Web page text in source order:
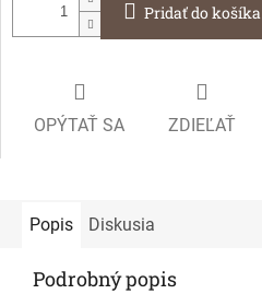
Pridať do košíka
OPÝTAŤ SA ZDIEĽAŤ
Popis Diskusia
Podrobný popis